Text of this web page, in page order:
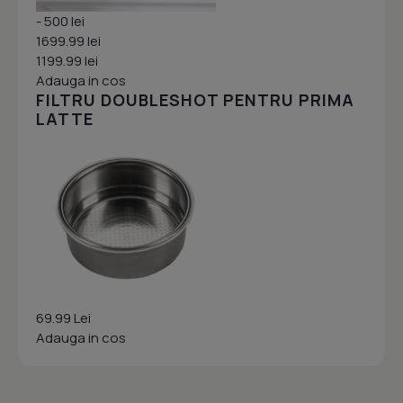
- 500 lei
1699.99 lei
1199.99 lei
Adauga in cos
FILTRU DOUBLESHOT PENTRU PRIMA
LATTE
69.99 Lei
Adauga in cos